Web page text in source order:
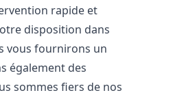
rapide et
disposition dans
vous fournirons un
également des
sommes fiers de nos